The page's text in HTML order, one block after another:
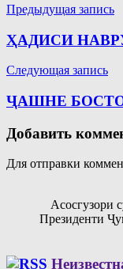
Навигация
по
записям
Предыдущая запись
ҲАДИСИ
Следующая запись
ҶАШНЕ
Добавить
Для отправки
Асосгузори
Президенти